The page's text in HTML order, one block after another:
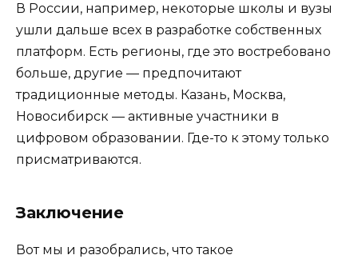
В России, например, некоторые школы и вузы
ушли дальше всех в разработке собственных
платформ. Есть регионы, где это востребовано
больше, другие — предпочитают
традиционные методы. Казань, Москва,
Новосибирск — активные участники в
цифровом образовании. Где-то к этому только
присматриваются.
Заключение
Вот мы и разобрались, что такое